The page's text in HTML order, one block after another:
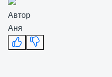
Автор
Аня